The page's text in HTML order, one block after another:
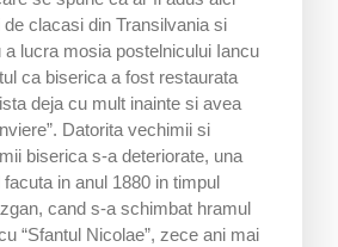
clacasi din Transilvania si
a lucra mosia postelnicului Iancu
ca biserica a fost restaurata
deja cu mult inainte si avea
Datorita vechimii si
biserica s-a deteriorate, una
in anul 1880 in timpul
cand s-a schimbat hramul
“Sfantul Nicolae”, zece ani mai